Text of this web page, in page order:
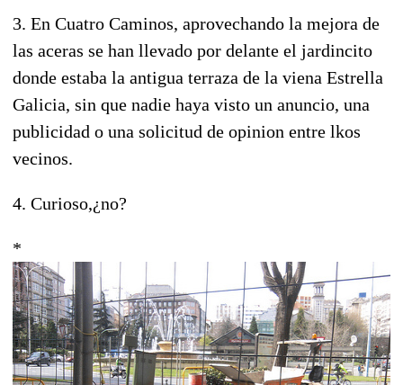
3. En Cuatro Caminos, aprovechando la mejora de
las aceras se han llevado por delante el jardincito
donde estaba la antigua terraza de la viena Estrella
Galicia, sin que nadie haya visto un anuncio, una
publicidad o una solicitud de opinion entre lkos
vecinos.
4. Curioso,¿no?
*